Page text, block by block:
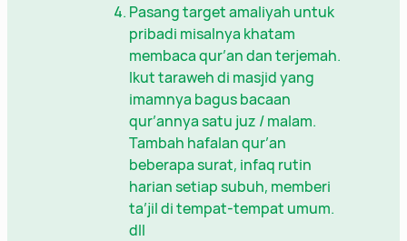
Pasang target amaliyah untuk
pribadi misalnya khatam
membaca qur’an dan terjemah.
Ikut taraweh di masjid yang
imamnya bagus bacaan
qur’annya satu juz / malam.
Tambah hafalan qur’an
beberapa surat, infaq rutin
harian setiap subuh, memberi
ta’jil di tempat-tempat umum.
dll